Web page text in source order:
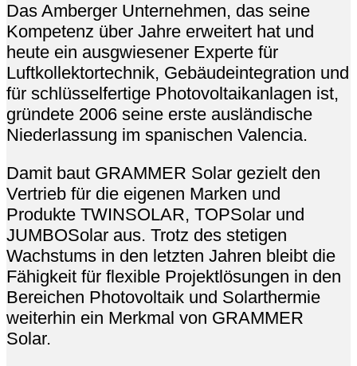
Das Amberger Unternehmen, das seine
Kompetenz über Jahre erweitert hat und
heute ein ausgwiesener Experte für
Luftkollektortechnik, Gebäudeintegration und
für schlüsselfertige Photovoltaikanlagen ist,
gründete 2006 seine erste ausländische
Niederlassung im spanischen Valencia.
Damit baut GRAMMER Solar gezielt den
Vertrieb für die eigenen Marken und
Produkte TWINSOLAR, TOPSolar und
JUMBOSolar aus. Trotz des stetigen
Wachstums in den letzten Jahren bleibt die
Fähigkeit für flexible Projektlösungen in den
Bereichen Photovoltaik und Solarthermie
weiterhin ein Merkmal von GRAMMER
Solar.